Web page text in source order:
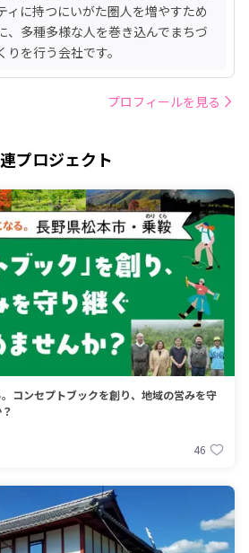
ィに持つにいがた圏人を増やすため
、多種多様な人を巻き込んでまちづ
りを行う会社です。
プロフィールを見る
プロジェクト
コンセプトブックを創り、地域の営みを守
46